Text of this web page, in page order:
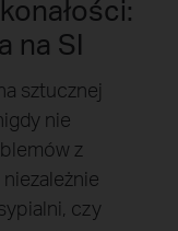
na SI
sztucznej
nie
z
czy